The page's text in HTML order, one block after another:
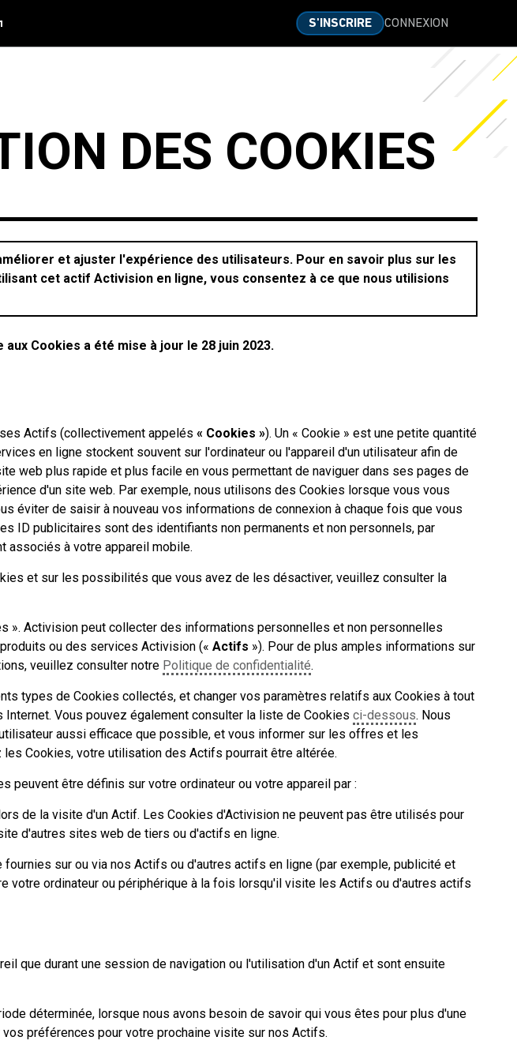
CONNEXION
S'INSCRIRE
DES COOKIES
et ajuster l'expérience des utilisateurs. Pour en savoir plus sur les
cet actif Activision en ligne, vous consentez à ce que nous utilisions
Cookies a été mise à jour le 28 juin 2023.
Actifs (collectivement appelés « Cookies »). Un « Cookie » est une petite quantité
en ligne stockent souvent sur l'ordinateur ou l'appareil d'un utilisateur afin de
web plus rapide et plus facile en vous permettant de naviguer dans ses pages de
d'un site web. Par exemple, nous utilisons des Cookies lorsque vous vous
éviter de saisir à nouveau vos informations de connexion à chaque fois que vous
ID publicitaires sont des identifiants non permanents et non personnels, par
associés à votre appareil mobile.
et sur les possibilités que vous avez de les désactiver, veuillez consulter la
Activision peut collecter des informations personnelles et non personnelles
ou des services Activision (« Actifs »). Pour de plus amples informations sur
veuillez consulter notre Politique de confidentialité.
types de Cookies collectés, et changer vos paramètres relatifs aux Cookies à tout
Vous pouvez également consulter la liste de Cookies ci-dessous. Nous
aussi efficace que possible, et vous informer sur les offres et les
Cookies, votre utilisation des Actifs pourrait être altérée.
peuvent être définis sur votre ordinateur ou votre appareil par :
de la visite d'un Actif. Les Cookies d'Activision ne peuvent pas être utilisés pour
d'autres sites web de tiers ou d'actifs en ligne.
sur ou via nos Actifs ou d'autres actifs en ligne (par exemple, publicité et
votre ordinateur ou périphérique à la fois lorsqu'il visite les Actifs ou d'autres actifs
que durant une session de navigation ou l'utilisation d'un Actif et sont ensuite
déterminée, lorsque nous avons besoin de savoir qui vous êtes pour plus d'une
préférences pour votre prochaine visite sur nos Actifs.